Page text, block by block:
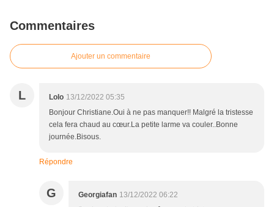
Commentaires
Ajouter un commentaire
L Lolo 13/12/2022 05:35
Bonjour Christiane.Oui à ne pas manquer!! Malgré la tristesse
cela fera chaud au cœur.La petite larme va couler..Bonne
journée.Bisous.
Répondre
G Georgiafan 13/12/2022 06:22